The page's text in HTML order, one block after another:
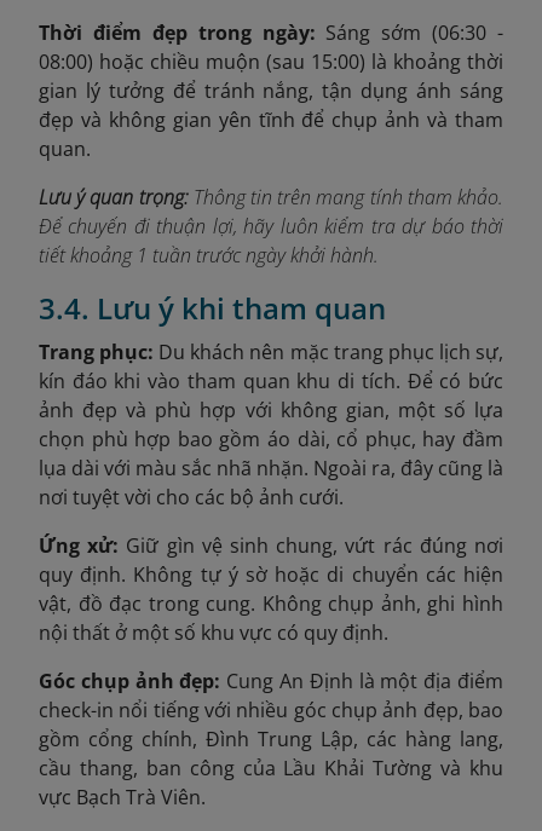
Thời điểm đẹp trong ngày: Sáng sớm (06:30 -
08:00) hoặc chiều muộn (sau 15:00) là khoảng thời
gian lý tưởng để tránh nắng, tận dụng ánh sáng
đẹp và không gian yên tĩnh để chụp ảnh và tham
quan.
Lưu ý quan trọng:Thông tin trên mang tính tham khảo.
Để chuyến đi thuận lợi, hãy luôn kiểm tra dự báo thời
tiết khoảng 1 tuần trước ngày khởi hành.
3.4. Lưu ý khi tham quan
Trang phục: Du khách nên mặc trang phục lịch sự,
kín đáo khi vào tham quan khu di tích. Để có bức
ảnh đẹp và phù hợp với không gian, một số lựa
chọn phù hợp bao gồm áo dài, cổ phục, hay đầm
lụa dài với màu sắc nhã nhặn. Ngoài ra, đây cũng là
nơi tuyệt vời cho các bộ ảnh cưới.
Ứng xử: Giữ gìn vệ sinh chung, vứt rác đúng nơi
quy định. Không tự ý sờ hoặc di chuyển các hiện
vật, đồ đạc trong cung. Không chụp ảnh, ghi hình
nội thất ở một số khu vực có quy định.
Góc chụp ảnh đẹp: Cung An Định là một địa điểm
check-in nổi tiếng với nhiều góc chụp ảnh đẹp, bao
gồm cổng chính, Đình Trung Lập, các hàng lang,
cầu thang, ban công của Lầu Khải Tường và khu
vực Bạch Trà Viên.